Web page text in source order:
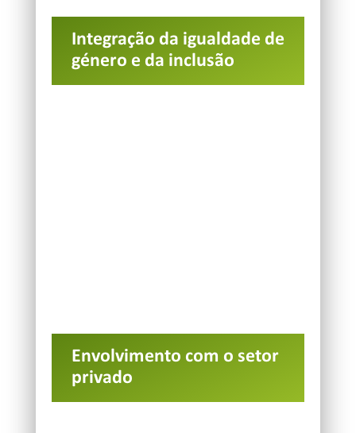
Integração da igualdade de
género e da inclusão
Envolvimento com o setor
privado